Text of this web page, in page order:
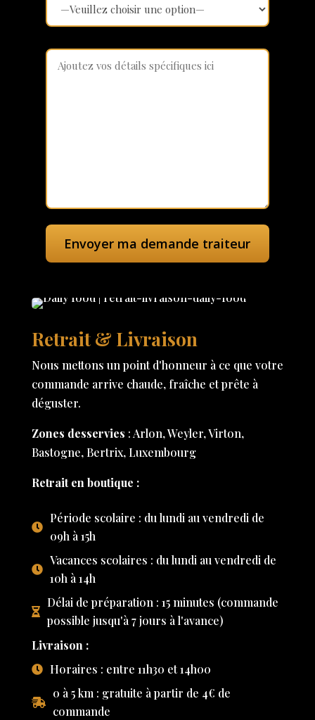
Retrait & Livraison
Nous mettons un point d'honneur à ce que votre
commande arrive chaude, fraîche et prête à
déguster.
Zones desservies : Arlon, Weyler, Virton,
Bastogne, Bertrix, Luxembourg
Retrait en boutique :
Période scolaire : du lundi au vendredi de
09h à 15h
Vacances scolaires : du lundi au vendredi de
10h à 14h
Délai de préparation : 15 minutes (commande
possible jusqu'à 7 jours à l'avance)
Livraison :
Horaires : entre 11h30 et 14h00
0 à 5 km : gratuite à partir de 4€ de
commande